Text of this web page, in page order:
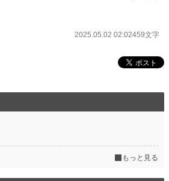
2025.05.02 02:02459文字
もっと見る